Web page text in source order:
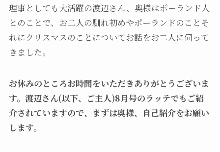
理事としても大活躍の渡辺さん、奥様はポーランド人
とのことで、お二人の馴れ初めやポーランドのことそ
れにクリスマスのことについてお話をお二人に伺って
きました。
お休みのところお時間をいただきありがとうございま
す。渡辺さん(以下、ご主人)8月号のラッテでもご紹
介されていますので、まずは奥様、自己紹介をお願い
します。